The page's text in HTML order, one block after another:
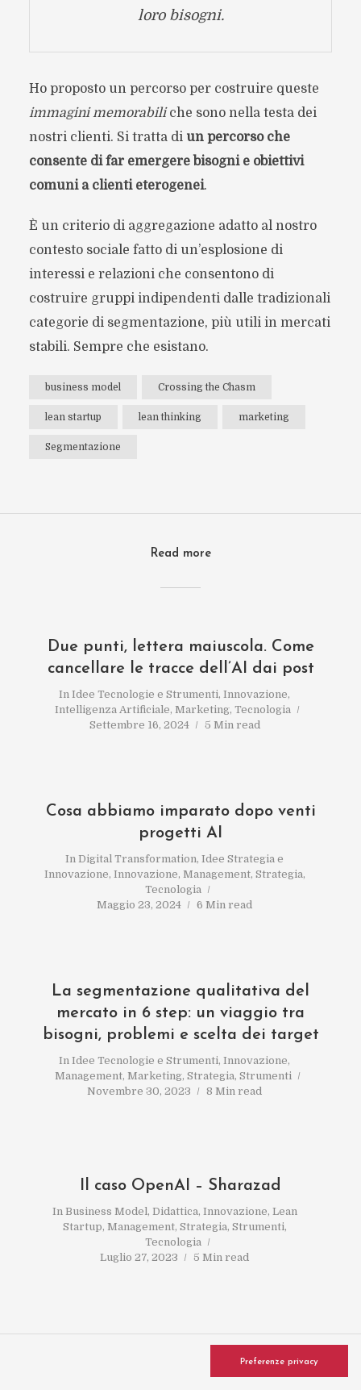
loro bisogni.
Ho proposto un percorso per costruire queste
immagini memorabiliche sono nella testa dei
nostri clienti. Si tratta di un percorso che
consente di far emergere bisogni e obiettivi
comuni a clienti eterogenei.
È un criterio di aggregazione adatto al nostro
contesto sociale fatto di un’esplosione di
interessi e relazioni che consentono di
costruire gruppi indipendenti dalle tradizionali
categorie di segmentazione, più utili in mercati
stabili. Sempre che esistano.
business model Crossing the Chasm
lean startup lean thinking marketing
Segmentazione
Read more
Due punti, lettera maiuscola. Come
cancellare le tracce dell’AI dai post
In Idee Tecnologie e Strumenti, Innovazione,
Intelligenza Artificiale, Marketing, Tecnologia
Settembre 16, 2024
5 Min read
Cosa abbiamo imparato dopo venti
progetti AI
In Digital Transformation, Idee Strategia e
Innovazione, Innovazione, Management, Strategia,
Tecnologia
Maggio 23, 2024
6 Min read
La segmentazione qualitativa del
mercato in 6 step: un viaggio tra
bisogni, problemi e scelta dei target
In Idee Tecnologie e Strumenti, Innovazione,
Management, Marketing, Strategia, Strumenti
Novembre 30, 2023
8 Min read
Il caso OpenAI – Sharazad
In Business Model, Didattica, Innovazione, Lean
Startup, Management, Strategia, Strumenti,
Tecnologia
Luglio 27, 2023
5 Min read